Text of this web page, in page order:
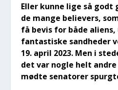
Eller kun­ne lige så godt
de man­ge belie­vers,
få bevis for både
fan­ta­sti­ske sand­he­der
19. april 2023. Men i
det var nog­le helt
mød­te sena­to­rer